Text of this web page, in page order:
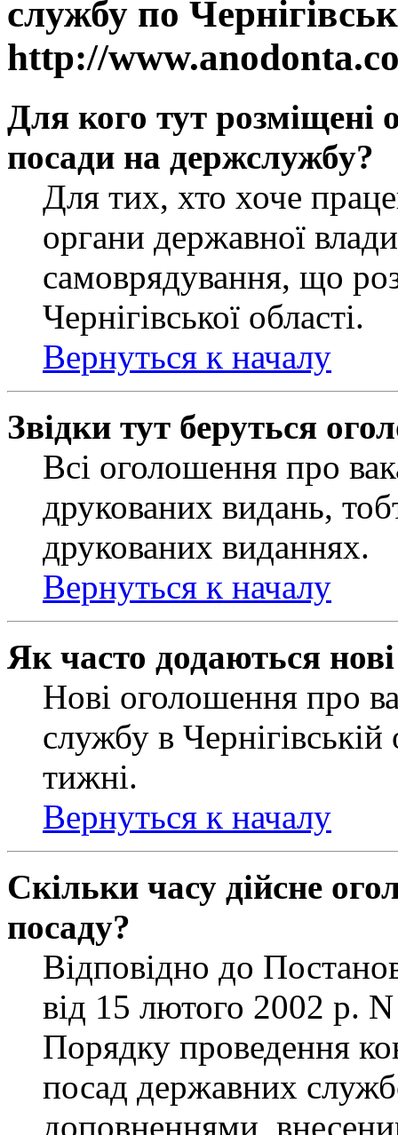
службу по
http://
Для кого тут розміщені
посади на держслужбу?
Для тих, хто хоче
органи державної
самоврядування, що
Чернігівської області.
Вернуться к началу
Звідки тут беруться
Всі оголошення про
друкованих видань,
друкованих виданнях.
Вернуться к началу
Як часто додаються
Нові оголошення про
службу в
тижні.
Вернуться к началу
Скільки часу дійсне
посаду?
Відповідно до
від 15 лютого 2002 р.
Порядку проведення
посад державних
доповненнями,